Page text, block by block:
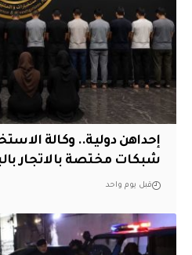
إحداهن دولية.. وكالة
شبكات مختصة بالاتجار
قبل يوم واحد